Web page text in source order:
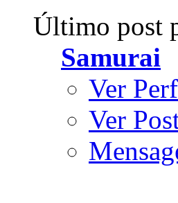
Último post
Samurai
Ver
Ver